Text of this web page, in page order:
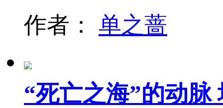
作者： 单之蔷
“死亡之海”的动脉